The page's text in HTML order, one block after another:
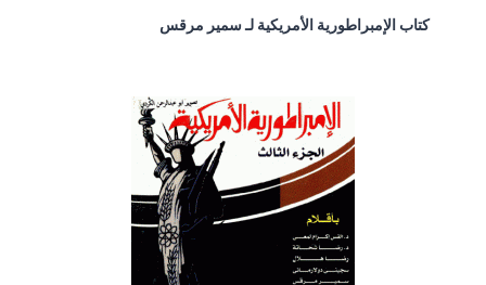
كتاب الإمبراطورية الأمريكية لـ سمير مرقس